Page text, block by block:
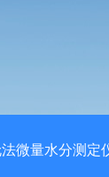
微量水分测定